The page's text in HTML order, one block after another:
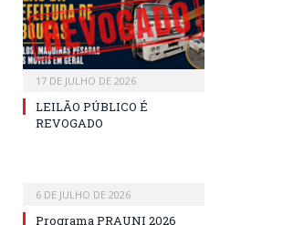
17 DE JULHO DE 2026
LEILÃO PÚBLICO É
REVOGADO
6 DE JULHO DE 2026
Programa PRAUNI 2026